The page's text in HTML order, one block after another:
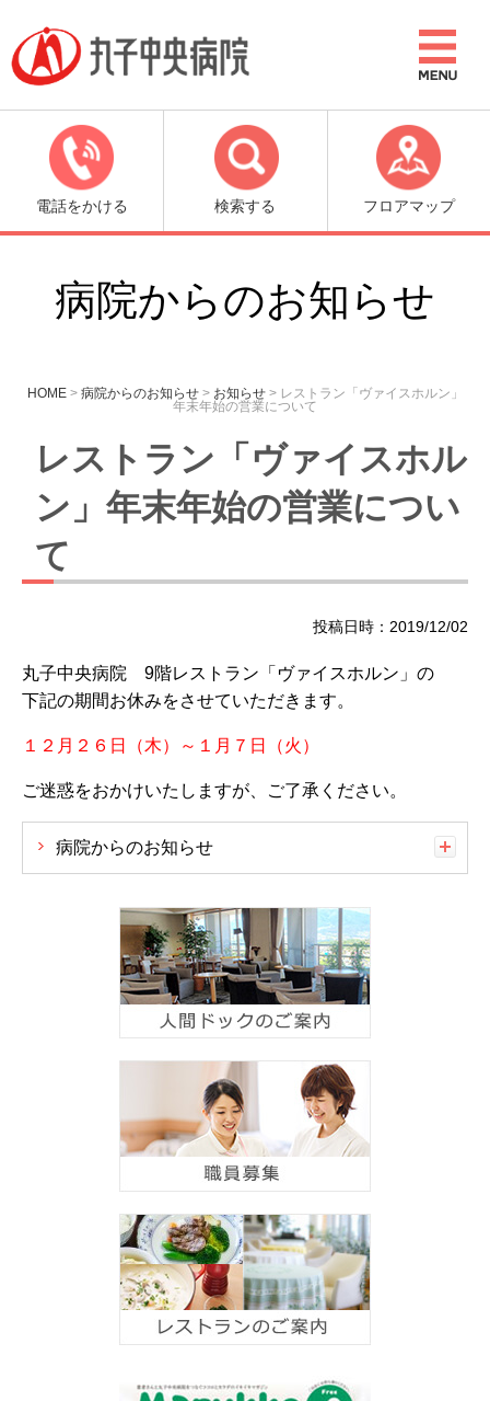
電話をかける 検索する フロアマップ
病院からのお知らせ
HOME> 病院からのお知らせ> お知らせ> レストラン「ヴァイスホルン」
年末年始の営業について
レストラン「ヴァイスホル
ン」年末年始の営業につい
て
投稿日時：2019/12/02
丸子中央病院 9階レストラン「ヴァイスホルン」の
下記の期間お休みをさせていただきます。
１２月２６日（木）～１月７日（火）
ご迷惑をおかけいたしますが、ご了承ください。
病院からのお知らせ